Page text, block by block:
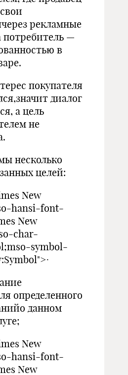
рекламные
потребитель —
в
покупателя
диалог
а цель
не
несколько
целей:
New
hansi-font-
New
char-
symbol-
определенного
данном
New
hansi-font-
New